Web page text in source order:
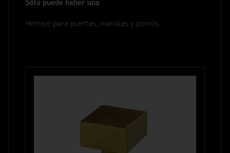
Sólo puede haber una
Herraje para puertas, manillas y pomos